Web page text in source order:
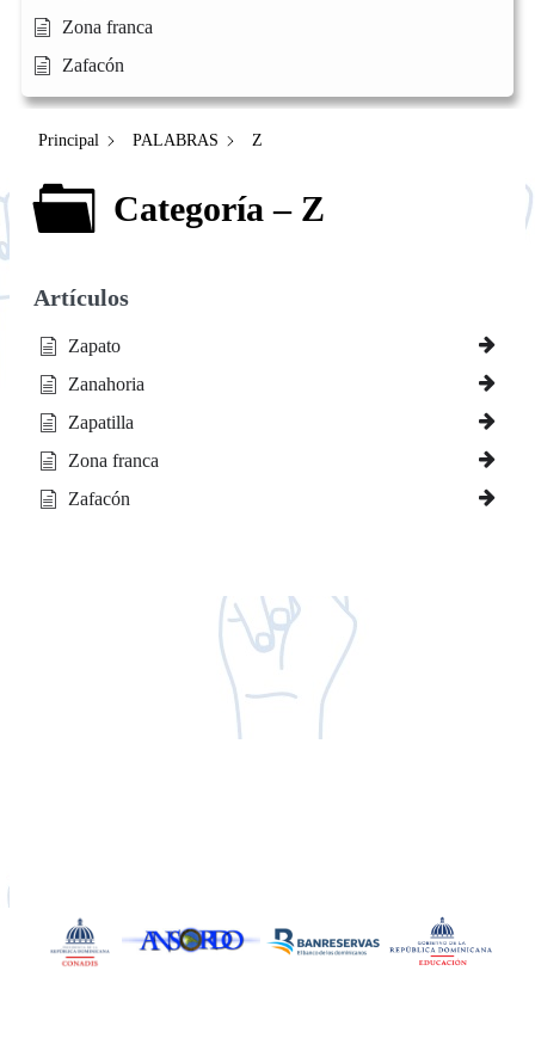
Zona franca
Zafacón
Principal PALABRAS Z
Categoría – Z
Artículos
Zapato
Zanahoria
Zapatilla
Zona franca
Zafacón